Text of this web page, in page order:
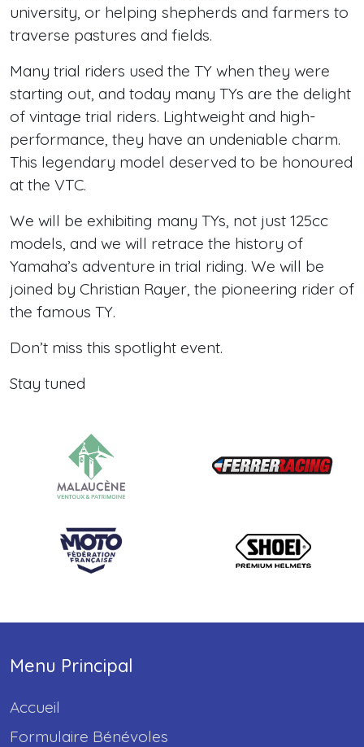
university, or helping shepherds and farmers to
traverse pastures and fields.
Many trial riders used the TY when they were
starting out, and today many TYs are the delight
of vintage trial riders. Lightweight and high-
performance, they have an undeniable charm.
This legendary model deserved to be honoured
at the VTC.
We will be exhibiting many TYs, not just 125cc
models, and we will retrace the history of
Yamaha’s adventure in trial riding. We will be
joined by Christian Rayer, the pioneering rider of
the famous TY.
Don’t miss this spotlight event.
Stay tuned
Menu Principal
Accueil
Formulaire Bénévoles